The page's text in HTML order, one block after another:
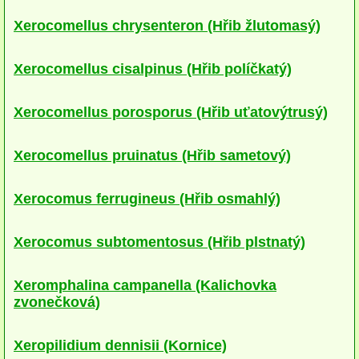
víceleté
rozlité
na jehličnanech
Kuřátka
Liškovité
Hřibovité
Xerocomellus chrysenteron (Hřib žlutomasý)
Xerocomellus cisalpinus (Hřib políčkatý)
Xerocomellus porosporus (Hřib uťatovýtrusý)
Xerocomellus pruinatus (Hřib sametový)
Xerocomus ferrugineus (Hřib osmahlý)
Xerocomus subtomentosus (Hřib plstnatý)
Xeromphalina campanella (Kalichovka
zvonečková)
Xeropilidium dennisii (Kornice)